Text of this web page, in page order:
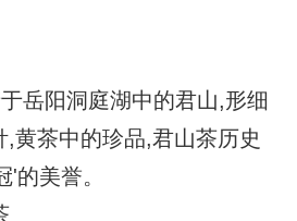
于岳阳洞庭湖中的君山,形细
黄茶中的珍品,君山茶历史
的美誉。